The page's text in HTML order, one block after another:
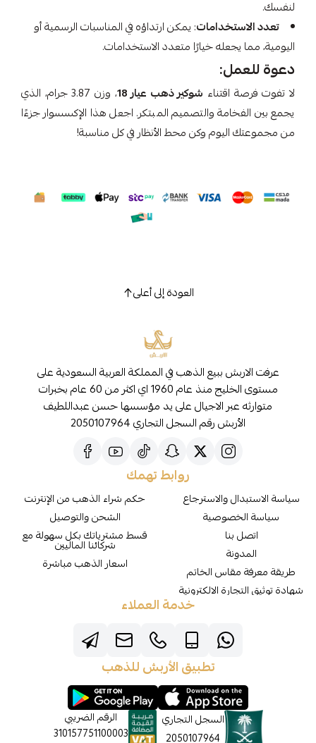
لنفسك.
تعدد الاستخدامات: يمكن ارتداؤه في المناسبات الرسمية أو
اليومية، مما يجعله خيارًا متعدد الاستخدامات.
دعوة للعمل:
لا تفوت فرصة اقتناء شوكير ذهب عيار 18
، وزن 3.87 جرام، الذي
يجمع بين الفخامة والتصميم المبتكر. اجعل هذا الإكسسوار جزءًا
من مجموعتك اليوم وكن محط الأنظار في كل مناسبة!
العودة إلى أعلى
عرفت الاربش ببيع الذهب في المملكة العربية السعودية على
مستوى الخليج منذ عام 1960 اي اكثر من 60 عام بخبرات
متوارثه عبر الاجيال على يد مؤسسها حسن عبداللطيف
الأربش رقم السجل التجاري 2050107964
روابط تهمك
سياسة الاستبدال والاسترجاع
سياسة الخصوصية
اتصل بنا
المدونة
طريقة معرفة مقاس الخاتم
شهادة توثيق التجارة الالكترونية
حكم شراء الذهب من الإنترنت
الشحن والتوصيل
قسط مشترياتك بكل سهولة مع
شركائنا الماليين
اسعار الذهب مباشرة
خدمة العملاء
تطبيق الأربش للذهب
السجل التجاري
2050107964
الرقم الضريبي
310157751100003